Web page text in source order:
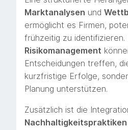
Marktanalysen und
ermöglicht es Firmen,
frühzeitig zu identifizieren.
Risikomanagement
Entscheidungen treffen,
kurzfristige Erfolge,
Planung unterstützen.
Zusätzlich ist die
Nachhaltigkeitspraktiken